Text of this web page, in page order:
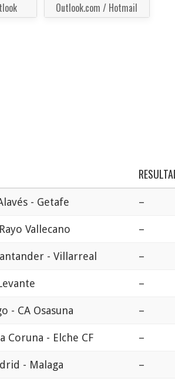
Outlook.com / Hotmail
- Getafe –
Vallecano –
- Villarreal –
–
- CA Osasuna –
Coruna - Elche CF –
- Malaga –